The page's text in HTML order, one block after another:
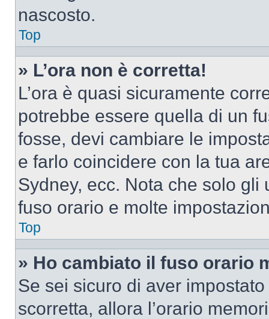
nascosto.
Top
» L’ora non è corretta!
L’ora è quasi sicuramente
potrebbe essere quella di un
fosse, devi cambiare le
e farlo coincidere con la tua
Sydney, ecc. Nota che solo
fuso orario e molte
Top
» Ho cambiato il fuso orario
Se sei sicuro di aver
scorretta, allora l’orario